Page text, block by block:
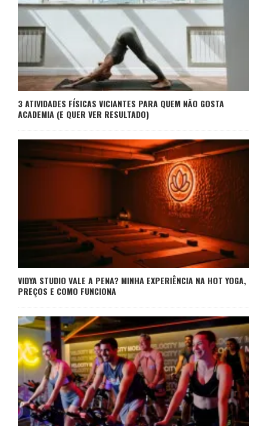
3 ATIVIDADES FÍSICAS VICIANTES PARA QUEM NÃO GOSTA
ACADEMIA (E QUER VER RESULTADO)
VIDYA STUDIO VALE A PENA? MINHA EXPERIÊNCIA NA HOT YOGA,
PREÇOS E COMO FUNCIONA